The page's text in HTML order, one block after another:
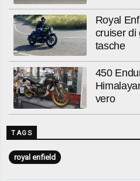
Royal
cruiser di
tasche
450
vero
TAGS
royal enfield